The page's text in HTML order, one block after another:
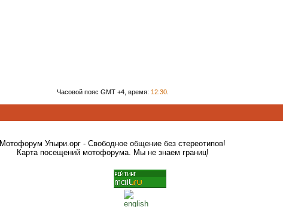
Часовой пояс GMT +4, время: 12:30.
Мотофорум Упыри.орг - Свободное общение без стереотипов!
Карта посещений мотофорума. Мы не знаем границ!